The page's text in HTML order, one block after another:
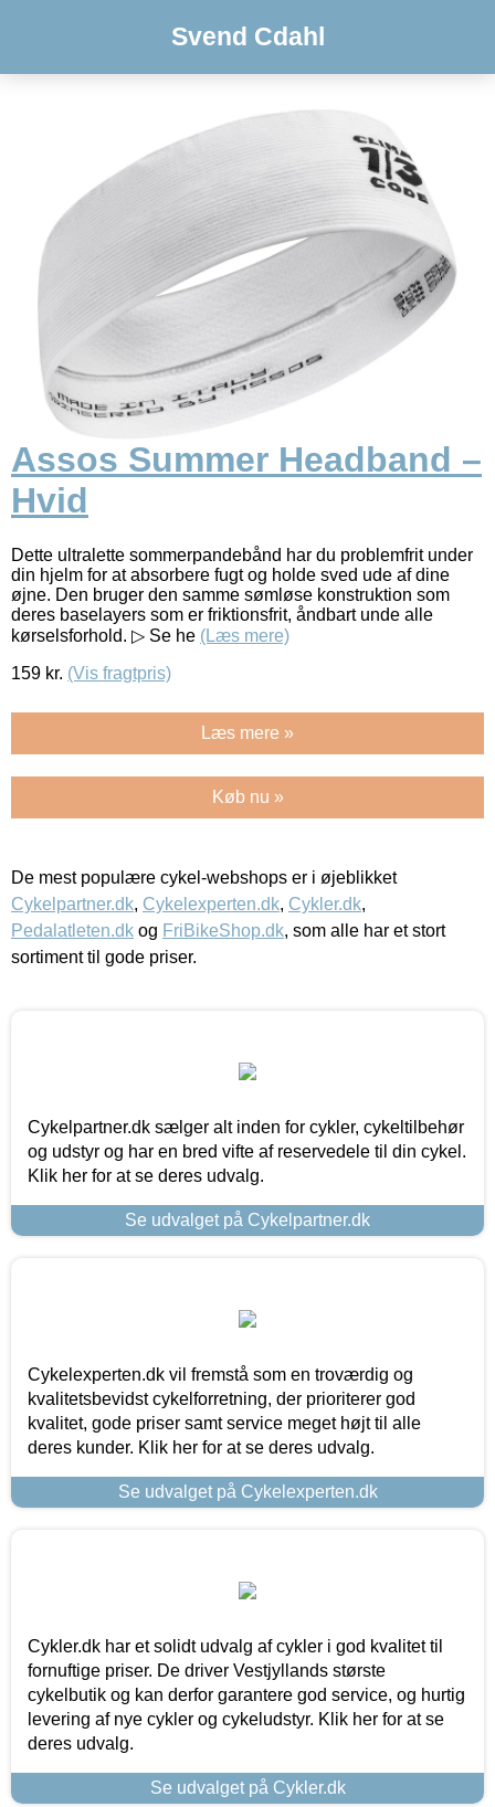
Svend Cdahl
Assos Summer Headband –
Hvid
Dette ultralette sommerpandebånd har du problemfrit under
din hjelm for at absorbere fugt og holde sved ude af dine
øjne. Den bruger den samme sømløse konstruktion som
deres baselayers som er friktionsfrit, åndbart unde alle
kørselsforhold. ▷ Se he (Læs mere)
159 kr. (Vis fragtpris)
Læs mere »
Køb nu »
De mest populære cykel-webshops er i øjeblikket
Cykelpartner.dk, Cykelexperten.dk, Cykler.dk,
Pedalatleten.dk og FriBikeShop.dk, som alle har et stort
sortiment til gode priser.
Cykelpartner.dk sælger alt inden for cykler, cykeltilbehør
og udstyr og har en bred vifte af reservedele til din cykel.
Klik her for at se deres udvalg.
Se udvalget på Cykelpartner.dk
Cykelexperten.dk vil fremstå som en troværdig og
kvalitetsbevidst cykelforretning, der prioriterer god
kvalitet, gode priser samt service meget højt til alle
deres kunder. Klik her for at se deres udvalg.
Se udvalget på Cykelexperten.dk
Cykler.dk har et solidt udvalg af cykler i god kvalitet til
fornuftige priser. De driver Vestjyllands største
cykelbutik og kan derfor garantere god service, og hurtig
levering af nye cykler og cykeludstyr. Klik her for at se
deres udvalg.
Se udvalget på Cykler.dk